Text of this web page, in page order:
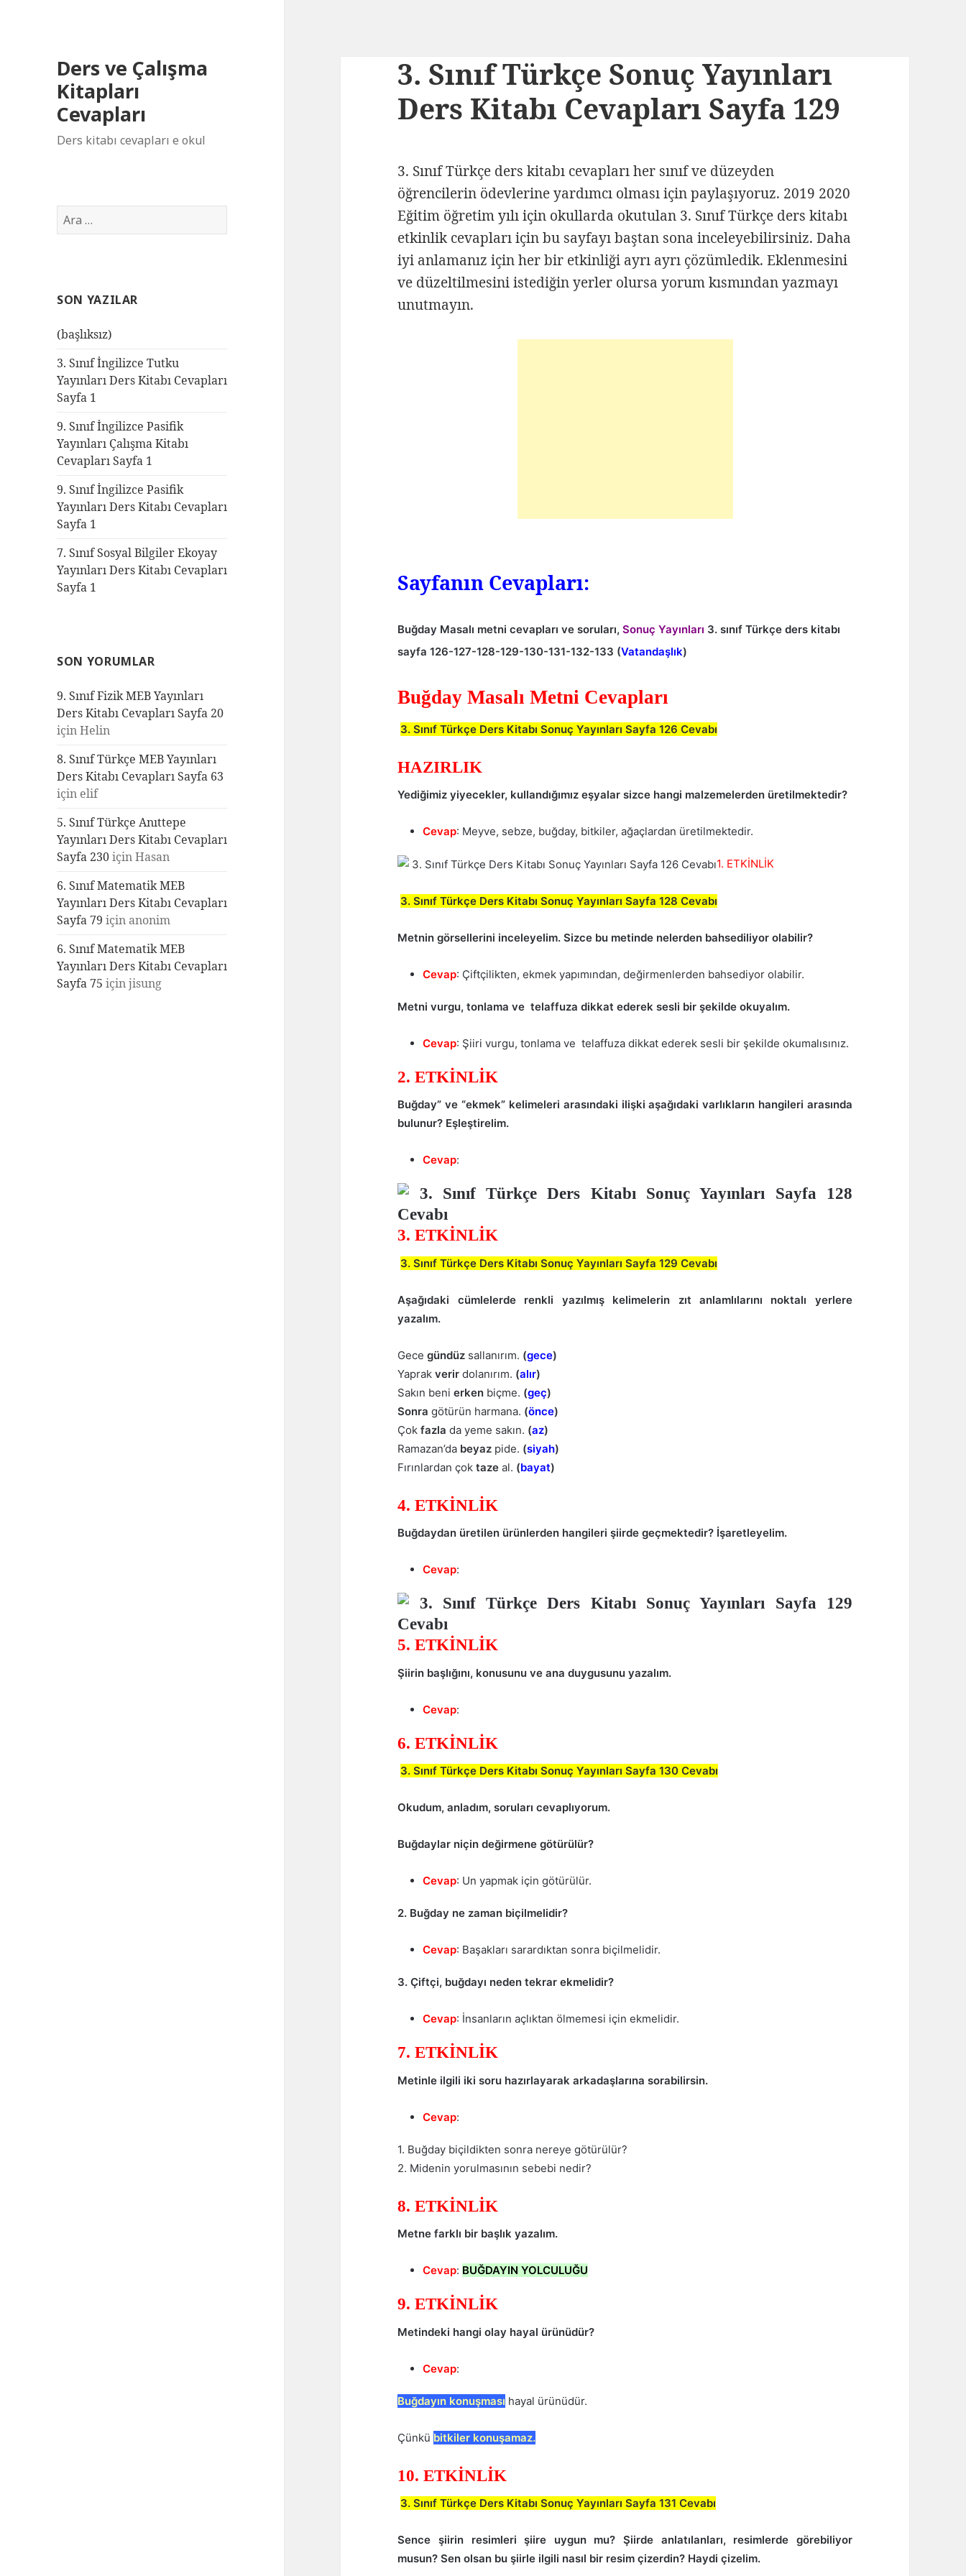
Ders ve Çalışma
Kitapları
Cevapları
Ders kitabı cevapları e okul
Arama:
SON YAZILAR
(başlıksız)
3. Sınıf İngilizce Tutku
Yayınları Ders Kitabı Cevapları
Sayfa 1
9. Sınıf İngilizce Pasifik
Yayınları Çalışma Kitabı
Cevapları Sayfa 1
9. Sınıf İngilizce Pasifik
Yayınları Ders Kitabı Cevapları
Sayfa 1
7. Sınıf Sosyal Bilgiler Ekoyay
Yayınları Ders Kitabı Cevapları
Sayfa 1
SON YORUMLAR
9. Sınıf Fizik MEB Yayınları
Ders Kitabı Cevapları Sayfa 20
içinHelin
8. Sınıf Türkçe MEB Yayınları
Ders Kitabı Cevapları Sayfa 63
için elif
5. Sınıf Türkçe Anıttepe
Yayınları Ders Kitabı Cevapları
Sayfa 230içinHasan
6. Sınıf Matematik MEB
Yayınları Ders Kitabı Cevapları
Sayfa 79 için anonim
6. Sınıf Matematik MEB
Yayınları Ders Kitabı Cevapları
Sayfa 75 içinjisung
3. Sınıf Türkçe Sonuç Yayınları
Ders Kitabı Cevapları Sayfa 129
3. Sınıf Türkçe ders kitabı cevapları her sınıf ve düzeyden
öğrencilerin ödevlerine yardımcı olması için paylaşıyoruz. 2019 2020
Eğitim öğretim yılı için okullarda okutulan 3. Sınıf Türkçe ders kitabı
etkinlik cevapları için bu sayfayı baştan sona inceleyebilirsiniz. Daha
iyi anlamanız için her bir etkinliği ayrı ayrı çözümledik. Eklenmesini
ve düzeltilmesini istediğin yerler olursa yorum kısmından yazmayı
unutmayın.
Sayfanın Cevapları:
Buğday Masalı metni cevapları ve soruları, Sonuç Yayınları 3. sınıf Türkçe ders kitabı
sayfa 126-127-128-129-130-131-132-133 (Vatandaşlık)
Buğday Masalı Metni Cevapları
3. Sınıf Türkçe Ders Kitabı Sonuç Yayınları Sayfa 126 Cevabı
HAZIRLIK
Yediğimiz yiyecekler, kullandığımız eşyalar sizce hangi malzemelerden üretilmektedir?
Cevap: Meyve, sebze, buğday, bitkiler, ağaçlardan üretilmektedir.
1. ETKİNLİK
3. Sınıf Türkçe Ders Kitabı Sonuç Yayınları Sayfa 128 Cevabı
Metnin görsellerini inceleyelim. Sizce bu metinde nelerden bahsediliyor olabilir?
Cevap: Çiftçilikten, ekmek yapımından, değirmenlerden bahsediyor olabilir.
Metni vurgu, tonlama ve telaffuza dikkat ederek sesli bir şekilde okuyalım.
Cevap: Şiiri vurgu, tonlama ve telaffuza dikkat ederek sesli bir şekilde okumalısınız.
2. ETKİNLİK
Buğday” ve “ekmek” kelimeleri arasındaki ilişki aşağıdaki varlıkların hangileri arasında
bulunur? Eşleştirelim.
Cevap:
3. ETKİNLİK
3. Sınıf Türkçe Ders Kitabı Sonuç Yayınları Sayfa 129 Cevabı
Aşağıdaki cümlelerde renkli yazılmış kelimelerin zıt anlamlılarını noktalı yerlere
yazalım.
Gecegündüz sallanırım. (gece)
Yaprakverir dolanırım. (alır)
Sakın benierken biçme. (geç)
Sonra götürün harmana. (önce)
Çokfazla da yeme sakın. (az)
Ramazan’da beyaz pide. (siyah)
Fırınlardan çoktaze al. (bayat)
4. ETKİNLİK
Buğdaydan üretilen ürünlerden hangileri şiirde geçmektedir? İşaretleyelim.
Cevap:
5. ETKİNLİK
Şiirin başlığını, konusunu ve ana duygusunu yazalım.
Cevap:
6. ETKİNLİK
3. Sınıf Türkçe Ders Kitabı Sonuç Yayınları Sayfa 130 Cevabı
Okudum, anladım, soruları cevaplıyorum.
Buğdaylar niçin değirmene götürülür?
Cevap: Un yapmak için götürülür.
2. Buğday ne zaman biçilmelidir?
Cevap: Başakları sarardıktan sonra biçilmelidir.
3. Çiftçi, buğdayı neden tekrar ekmelidir?
Cevap: İnsanların açlıktan ölmemesi için ekmelidir.
7. ETKİNLİK
Metinle ilgili iki soru hazırlayarak arkadaşlarına sorabilirsin.
Cevap:
1. Buğday biçildikten sonra nereye götürülür?
2. Midenin yorulmasının sebebi nedir?
8. ETKİNLİK
Metne farklı bir başlık yazalım.
Cevap: BUĞDAYIN YOLCULUĞU
9. ETKİNLİK
Metindeki hangi olay hayal ürünüdür?
Cevap:
Buğdayın konuşması hayal ürünüdür.
Çünkü bitkiler konuşamaz.
10. ETKİNLİK
3. Sınıf Türkçe Ders Kitabı Sonuç Yayınları Sayfa 131 Cevabı
Sence şiirin resimleri şiire uygun mu? Şiirde anlatılanları, resimlerde görebiliyor
musun? Sen olsan bu şiirle ilgili nasıl bir resim çizerdin? Haydi çizelim.